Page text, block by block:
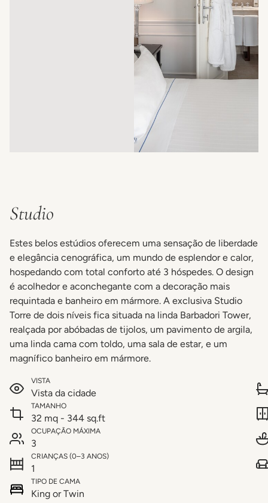
Studio
Estes belos estúdios oferecem uma sensação de liberdade
e elegância cenográfica, um mundo de esplendor e calor,
hospedando com total conforto até 3 hóspedes. O design
é acolhedor e aconchegante com a decoração mais
requintada e banheiro em mármore. A exclusiva Studio
Torre de dois níveis fica situada na linda Barbadori Tower,
realçada por abóbadas de tijolos, um pavimento de argila,
uma linda cama com toldo, uma sala de estar, e um
magnífico banheiro em mármore.
VISTA
Vista da cidade
TAMANHO
32 mq - 344 sq.ft
OCUPAÇÃO MÁXIMA
3
CRIANÇAS (0–3 ANOS)
1
TIPO DE CAMA
King or Twin